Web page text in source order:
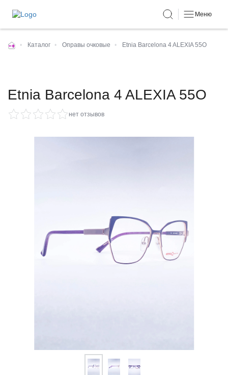
Меню
• Каталог • Оправы очковые • Etnia Barcelona 4 ALEXIA 55O
Etnia Barcelona 4 ALEXIA 55O
нет отзывов